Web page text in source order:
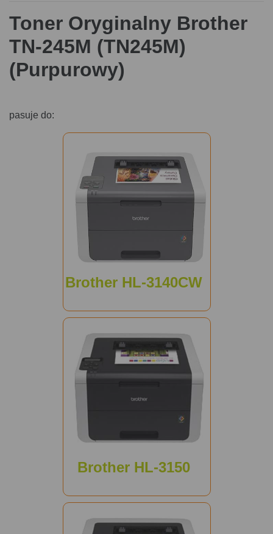
Toner Oryginalny Brother
TN-245M (TN245M)
(Purpurowy)
pasuje do:
Brother HL-3140CW
Brother HL-3150